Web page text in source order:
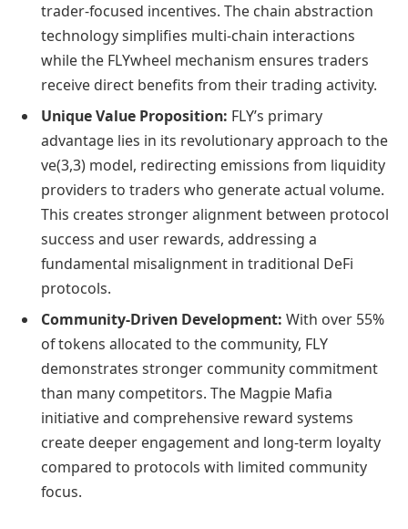
trader-focused incentives. The chain abstraction
technology simplifies multi-chain interactions
while the FLYwheel mechanism ensures traders
receive direct benefits from their trading activity.
Unique Value Proposition: FLY’s primary
advantage lies in its revolutionary approach to the
ve(3,3) model, redirecting emissions from liquidity
providers to traders who generate actual volume.
This creates stronger alignment between protocol
success and user rewards, addressing a
fundamental misalignment in traditional DeFi
protocols.
Community-Driven Development: With over 55%
of tokens allocated to the community, FLY
demonstrates stronger community commitment
than many competitors. The Magpie Mafia
initiative and comprehensive reward systems
create deeper engagement and long-term loyalty
compared to protocols with limited community
focus.